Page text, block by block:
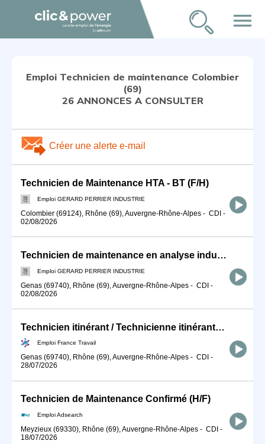
menu
Emploi Technicien de maintenance Colombier
(69)
26 ANNONCES A CONSULTER
Créer une alerte e-mail
Technicien de Maintenance HTA - BT (F/H)
Emploi GERARD PERRIER INDUSTRIE
Colombier (69124), Rhône (69), Auvergne-Rhône-Alpes - CDI -
02/08/2026
Technicien de maintenance en analyse industrielle (F/H)
Emploi GERARD PERRIER INDUSTRIE
Genas (69740), Rhône (69), Auvergne-Rhône-Alpes - CDI -
02/08/2026
Technicien itinérant / Technicienne itinérante de maintenance ind (H/F)
Emploi France Travail
Genas (69740), Rhône (69), Auvergne-Rhône-Alpes - CDI -
28/07/2026
Technicien de Maintenance Confirmé (H/F)
Emploi Adsearch
Meyzieux (69330), Rhône (69), Auvergne-Rhône-Alpes - CDI -
18/07/2026